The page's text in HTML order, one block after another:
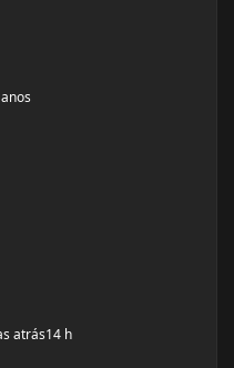
atrás14 h